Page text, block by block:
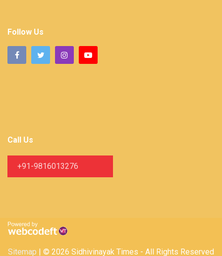
Follow Us
Call Us
+91-9816013276
Sitemap | © 2026 Sidhivinayak Times - All Rights Reserved